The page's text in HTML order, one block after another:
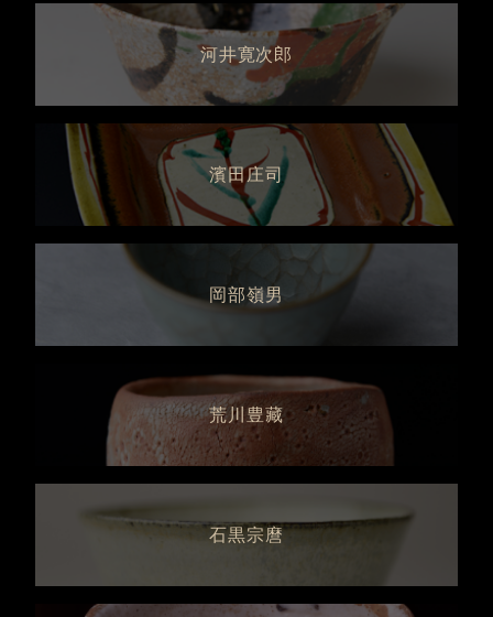
河井寛次郎
濱田庄司
岡部嶺男
荒川豊藏
石黒宗麿